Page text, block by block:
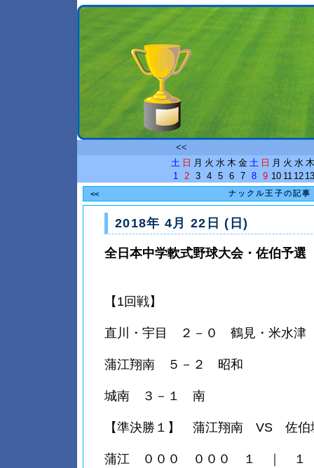
<<
土 日 月 火 水 木 金 土 日 月 火 水 木
1
2 3 4 5 6 7 8 9 10 11 12 13
<< ナックル王子の記事
2018年 4月 22日 (日)
全日本中学軟式野球大会・佐伯予選
【1回戦】
直川・宇目 ２－０ 鶴見・米水津
蒲江翔南 ５－２ 昭和
城南 ３－１ 南
【準決勝１】 蒲江翔南 VS 佐伯
蒲江 ０００ ０００ １ ｜ １